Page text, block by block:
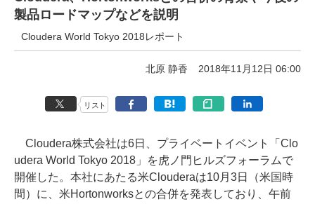
製品ロードマップなどを説明
Cloudera World Tokyo 2018レポート
北原 静香 2018年11月12日 06:00
リスト
Cloudera株式会社は6日、プライベートイベント「Clo
udera World Tokyo 2018」を虎ノ門ヒルズフォーラムで
開催した。本社にあたる米Clouderaは10月3日（米国時
間）に、米Hortonworksとの合併を発表しており、午前